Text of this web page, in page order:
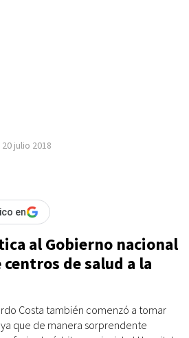
20 julio 2018
en
al Gobierno nacional
de salud a la
Costa también comenzó a tomar
que de manera sorprendente